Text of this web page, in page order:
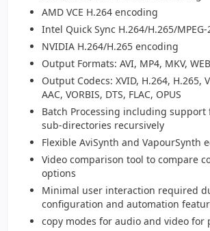
AMD VCE H.264 encoding
Intel Quick Sync H.264/H.265/
NVIDIA H.264/H.265 encoding
Output Formats: AVI, MP4, MKV,
Output Codecs: XVID, H.264, H.265,
AAC, VORBIS, DTS, FLAC, OPUS
Batch Processing including support
sub-directories recursively
Flexible AviSynth and VapourSynth
Video comparison tool to compare
options
Minimal user interaction required
configuration and automation
copy modes for audio and video for